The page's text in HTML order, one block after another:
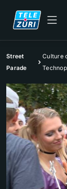
Street
Parade
Culture